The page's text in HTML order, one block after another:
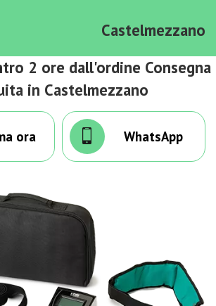
Castelmezzano
2 ore dall'ordine Consegna
in Castelmezzano
ora WhatsApp